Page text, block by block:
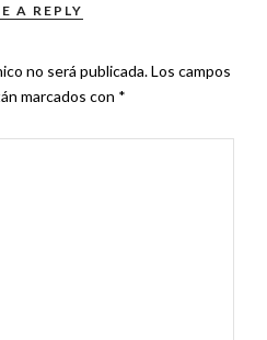
A REPLY
no será publicada.Los campos
marcados con *